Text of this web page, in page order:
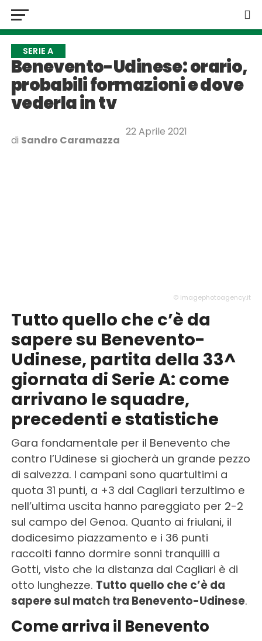
SERIE A
Benevento-Udinese: orario,
probabili formazioni e dove
vederla in tv
di Sandro Caramazza
22 Aprile 2021
© imagephotoagency.it
Tutto quello che c’è da
sapere su Benevento-
Udinese, partita della 33^
giornata di Serie A: come
arrivano le squadre,
precedenti e statistiche
Gara fondamentale per il Benevento che
contro l’Udinese si giocherà un grande pezzo
di salvezza. I campani sono quartultimi a
quota 31 punti, a +3 dal Cagliari terzultimo e
nell’ultima uscita hanno pareggiato per 2-2
sul campo del Genoa. Quanto ai friulani, il
dodicesimo piazzamento e i 36 punti
raccolti fanno dormire sonni tranquilli a
Gotti, visto che la distanza dal Cagliari è di
otto lunghezze. Tutto quello che c’è da
sapere sul match tra Benevento-Udinese.
Come arriva il Benevento